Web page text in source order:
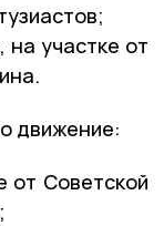
на участке от
движение:
от Советской